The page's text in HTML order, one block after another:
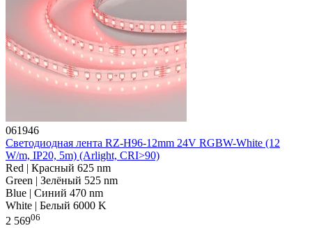
061946
Светодиодная лента RZ-H96-12mm 24V RGBW-White (12
W/m, IP20, 5m) (Arlight, CRI>90)
Red | Красный 625 nm
Green | Зелёный 525 nm
Blue | Синий 470 nm
White | Белый 6000 K
2 56906